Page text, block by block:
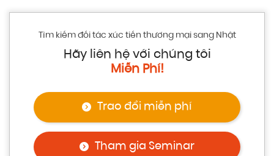
Tìm kiếm đối tác xúc tiến thương mại sang Nhật
Hãy liên hệ với chúng tôi
Miễn Phí!
Trao đổi miễn phí
Tham gia Seminar